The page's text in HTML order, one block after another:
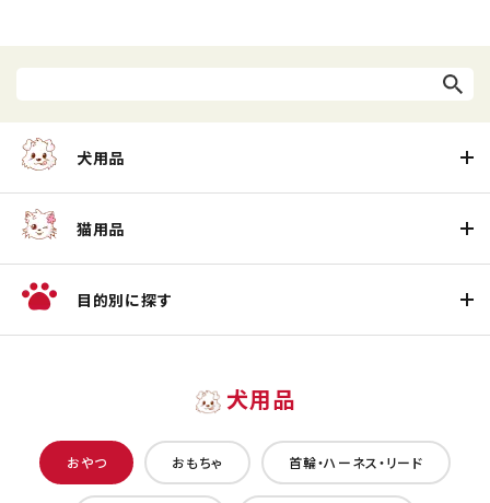
犬用品
猫用品
目的別に探す
犬用品
おやつ おもちゃ 首輪・ハーネス・リード